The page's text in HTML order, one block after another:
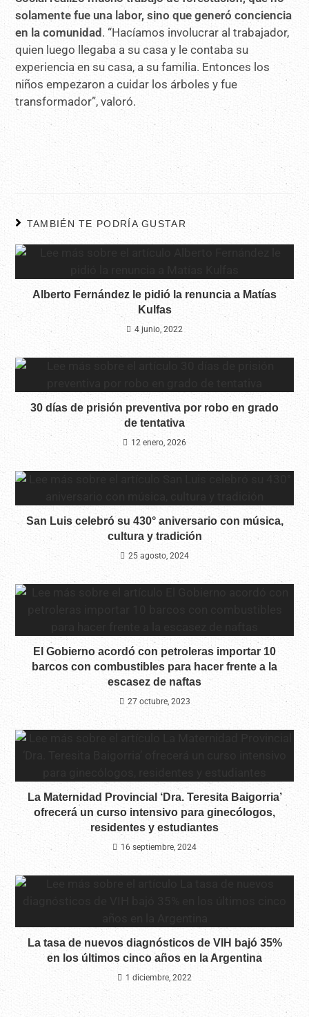
solamente fue una labor, sino que generó conciencia
en la comunidad . “Hacíamos involucrar al trabajador,
quien luego llegaba a su casa y le contaba su
experiencia en su casa, a su familia. Entonces los
niños empezaron a cuidar los árboles y fue
transformador”, valoró.
TAMBIÉN TE PODRÍA GUSTAR
Alberto Fernández le pidió la renuncia a Matías
Kulfas
4 junio, 2022
30 días de prisión preventiva por robo en grado
de tentativa
12 enero, 2026
San Luis celebró su 430° aniversario con música,
cultura y tradición
25 agosto, 2024
El Gobierno acordó con petroleras importar 10
barcos con combustibles para hacer frente a la
escasez de naftas
27 octubre, 2023
La Maternidad Provincial ‘Dra. Teresita Baigorria’
ofrecerá un curso intensivo para ginecólogos,
residentes y estudiantes
16 septiembre, 2024
La tasa de nuevos diagnósticos de VIH bajó 35%
en los últimos cinco años en la Argentina
1 diciembre, 2022